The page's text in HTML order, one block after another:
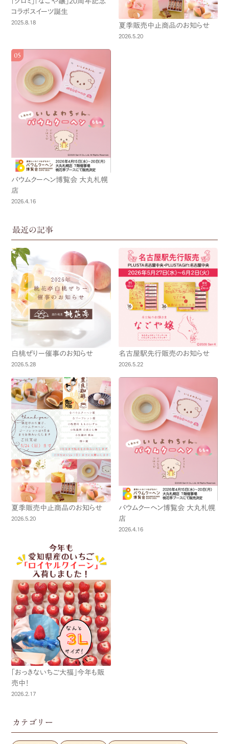
コラボスイーツ誕生
2025.8.18 夏季販売中止商品のお知らせ
2026.5.20
バウムクーヘン博覧会 大丸札幌
店
2026.4.16
最近の記事
白桃ぜりー催事のお知らせ
2026.5.28
名古屋駅先行販売のお知らせ
2026.5.22
夏季販売中止商品のお知らせ
2026.5.20
バウムクーヘン博覧会 大丸札幌
店
2026.4.16
「おっきないちご大福」今年も販
売中！
2026.2.17
カテゴリー